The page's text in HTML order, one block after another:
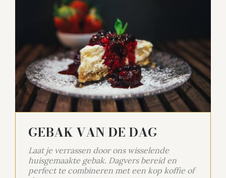
GEBAK VAN DE DAG
Laat je verrassen door ons wisselende
huisgemaakte gebak. Dagvers bereid en
perfect te combineren met een kop koffie of